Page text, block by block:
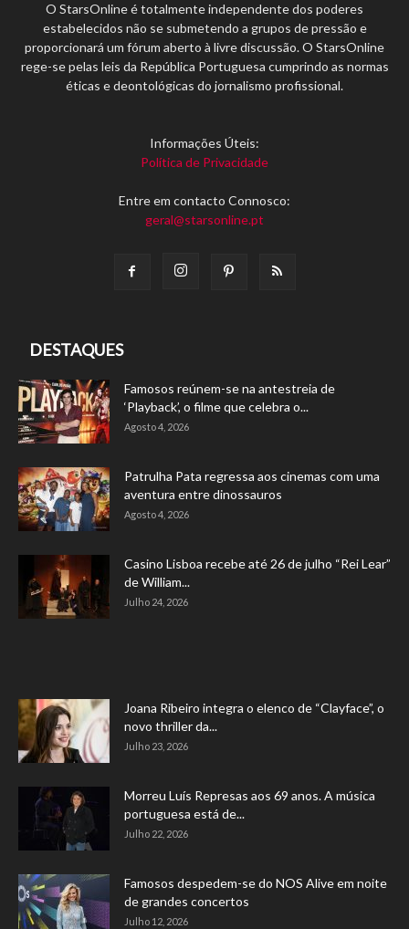
O StarsOnline é totalmente independente dos poderes
estabelecidos não se submetendo a grupos de pressão e
proporcionará um fórum aberto à livre discussão. O StarsOnline
rege-se pelas leis da República Portuguesa cumprindo as normas
éticas e deontológicas do jornalismo profissional.
Informações Úteis:
Política de Privacidade
Entre em contacto Connosco:
geral@starsonline.pt
DESTAQUES
Famosos reúnem-se na antestreia de
‘Playback’, o filme que celebra o...
Agosto 4, 2026
Patrulha Pata regressa aos cinemas com uma
aventura entre dinossauros
Agosto 4, 2026
Casino Lisboa recebe até 26 de julho “Rei Lear”
de William...
Julho 24, 2026
Joana Ribeiro integra o elenco de “Clayface”, o
novo thriller da...
Julho 23, 2026
Morreu Luís Represas aos 69 anos. A música
portuguesa está de...
Julho 22, 2026
Famosos despedem-se do NOS Alive em noite
de grandes concertos
Julho 12, 2026